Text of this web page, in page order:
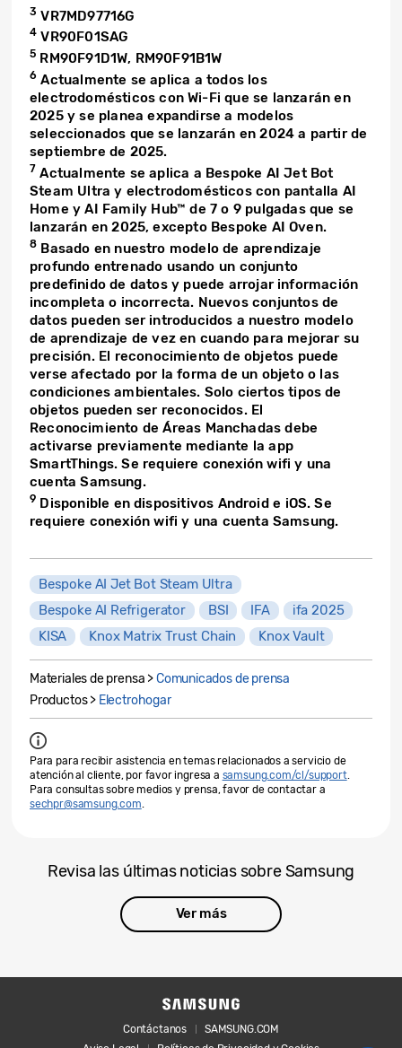
3 VR7MD97716G
4 VR90F01SAG
5 RM90F91D1W, RM90F91B1W
6 Actualmente se aplica a todos los
electrodomésticos con Wi-Fi que se lanzarán en
2025 y se planea expandirse a modelos
seleccionados que se lanzarán en 2024 a partir de
septiembre de 2025.
7 Actualmente se aplica a Bespoke AI Jet Bot
Steam Ultra y electrodomésticos con pantalla AI
Home y AI Family Hub™ de 7 o 9 pulgadas que se
lanzarán en 2025, excepto Bespoke AI Oven.
8 Basado en nuestro modelo de aprendizaje
profundo entrenado usando un conjunto
predefinido de datos y puede arrojar información
incompleta o incorrecta. Nuevos conjuntos de
datos pueden ser introducidos a nuestro modelo
de aprendizaje de vez en cuando para mejorar su
precisión. El reconocimiento de objetos puede
verse afectado por la forma de un objeto o las
condiciones ambientales. Solo ciertos tipos de
objetos pueden ser reconocidos. El
Reconocimiento de Áreas Manchadas debe
activarse previamente mediante la app
SmartThings. Se requiere conexión wifi y una
cuenta Samsung.
9 Disponible en dispositivos Android e iOS. Se
requiere conexión wifi y una cuenta Samsung.
Bespoke AI Jet Bot Steam Ultra
Bespoke AI Refrigerator
BSI IFA
ifa 2025
KISA
Knox Matrix Trust Chain Knox Vault
Materiales de prensa >Comunicados de prensa
Productos > Electrohogar
Para para recibir asistencia en temas relacionados a servicio de
atención al cliente, por favor ingresa a samsung.com/cl/support.
Para consultas sobre medios y prensa, favor de contactar a
sechpr@samsung.com
Revisa las últimas noticias sobre Samsung
Ver más
Contáctanos
SAMSUNG.COM